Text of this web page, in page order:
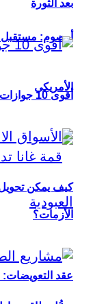
أوصوم: مستقبل
الأمريكي
عقد
بعد الثورة
أقوى 10 جوازات سفر في إفريقيا لعام 2026
كيف يمكن تحويل
الأزمات؟